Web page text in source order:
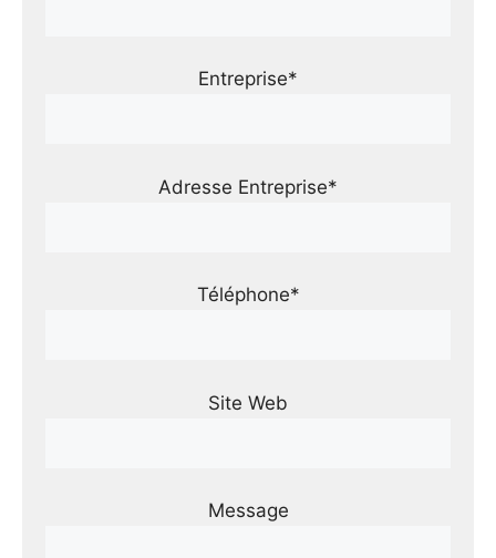
Entreprise*
Adresse Entreprise*
Téléphone*
Site Web
Message